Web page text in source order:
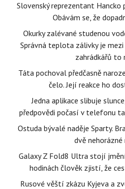
Slovenský reprezentant
Obávám se, že
Okurky zalévané studenou
Správná teplota zálivky je
zahrádkářů to
Táta pochoval předčasně
čelo. Její reakce ho
Jedna aplikace slibuje
předpovědi počasí v telefonu
Ostuda bývalé naděje Sparty.
dvě nehorázné
Galaxy Z Fold8 Ultra stojí
hodinách člověk zjistí, že
Rusové věští zkázu Kyjeva a